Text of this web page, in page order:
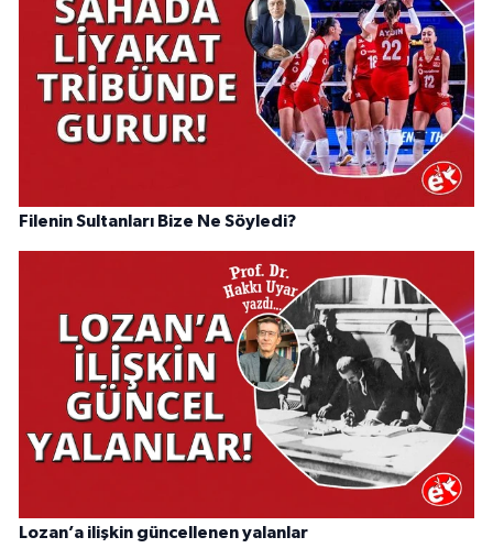
Filenin Sultanları Bize Ne Söyledi?
Lozan’a ilişkin güncellenen yalanlar